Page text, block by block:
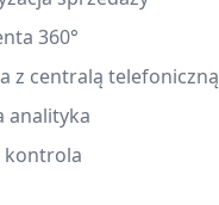
360°
z centralą telefoniczną
analityka
kontrola